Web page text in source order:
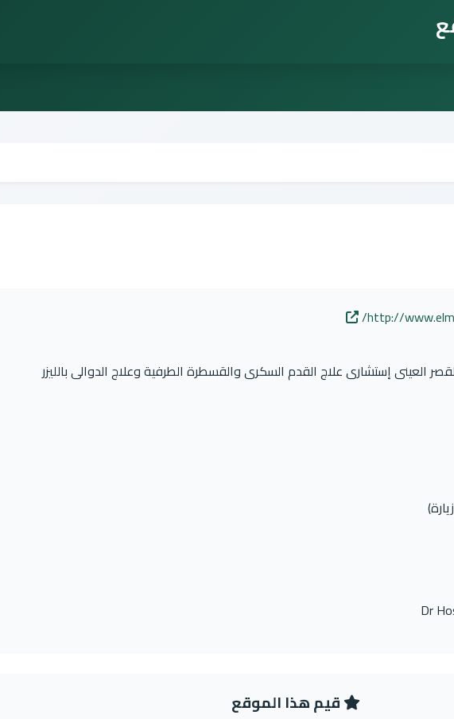
http://
العينى إستشارى علاج القدم السكرى والقسطرة الطرفية وعلاج الدوالى بالليزر
Dr
قيم هذا الموقع